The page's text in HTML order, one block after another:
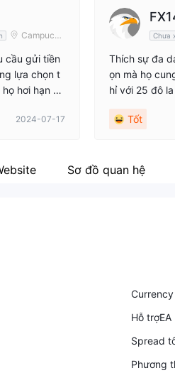
Campuchi
cầu gửi tiền
lựa chọn t
hơi hạn ch
2024-07-17
Chưa
Thích sự đa
ọn mà họ
hỉ với 25 đô
Tốt
Sơ đồ quan hệ
Currency
Hỗ trợEA
Spread
Phương